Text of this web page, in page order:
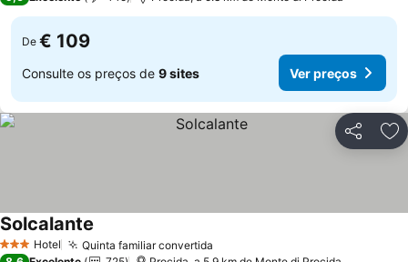
De € 109
Consulte os preços de 9 sites Ver preços
Partilhar
3 EstrelasHotel Quinta familiar convertida
Solcalante